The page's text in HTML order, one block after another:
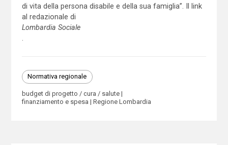
di vita della persona disabile e della sua famiglia”. Il link
al redazionale di
Lombardia Sociale
Normativa regionale
budget di progetto / cura / salute
finanziamento e spesa
Regione Lombardia